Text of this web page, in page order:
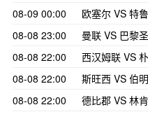
08-09 00:00
欧塞尔 VS 特
08-08 23:00
曼联 VS 巴黎
08-08 22:00
西汉姆联 VS
08-08 22:00
斯旺西 VS 伯
08-08 22:00
德比郡 VS 林